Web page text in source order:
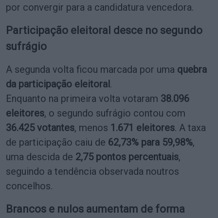
por convergir para a candidatura vencedora.
Participação eleitoral desce no segundo
sufrágio
A segunda volta ficou marcada por uma quebra
da participação eleitoral .
Enquanto na primeira volta votaram 38.096
eleitores, o segundo sufrágio contou com
36.425 votantes, menos 1.671 eleitores. A taxa
de participação caiu de 62,73% para 59,98%,
uma descida de 2,75 pontos percentuais,
seguindo a tendência observada noutros
concelhos.
Brancos e nulos aumentam de forma